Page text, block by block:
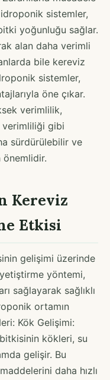
sistemler,
yoğunluğu sağlar.
alan daha verimli
bile kereviz
sistemler,
öne çıkar.
verimlilik,
verimliliği gibi
sürdürülebilir ve
önemlidir.
Kereviz
Etkisi
gelişimi üzerinde
yöntemi,
sağlayarak sağlıklı
ortamın
Kök Gelişimi:
kökleri, su
gelişir. Bu
daha hızlı